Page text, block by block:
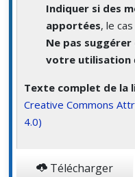
Indiquer si des
apportées, le
Ne pas suggérer
votre utilisation
Texte complet de la
Creative Commons
4.0)
Télécharger